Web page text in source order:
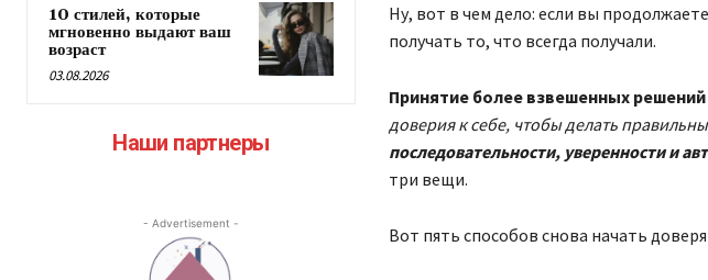
10 стилей, которые
мгновенно выдают ваш
возраст
03.08.2026
Наши партнеры
- Advertisement -
Ну, вот в чем дело: если вы
получать то, что всегда получали.
Принятие более взвешенных
доверия к себе, чтобы делать
последовательности, уверенности и
три вещи.
Вот пять способов снова начать